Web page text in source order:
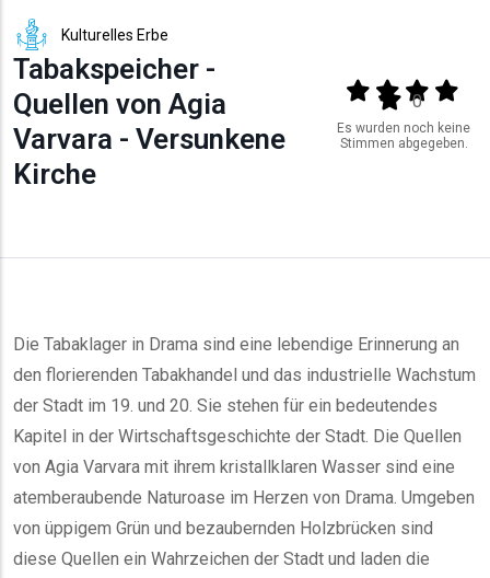
Kulturelles Erbe
Tabakspeicher -
Quellen von Agia
Varvara - Versunkene
Kirche
Output format
(star)(star)(star)
(star)
0
Es wurden noch keine
Stimmen abgegeben.
Die Tabaklager in Drama sind eine lebendige Erinnerung an
den florierenden Tabakhandel und das industrielle Wachstum
der Stadt im 19. und 20. Sie stehen für ein bedeutendes
Kapitel in der Wirtschaftsgeschichte der Stadt. Die Quellen
von Agia Varvara mit ihrem kristallklaren Wasser sind eine
atemberaubende Naturoase im Herzen von Drama. Umgeben
von üppigem Grün und bezaubernden Holzbrücken sind
diese Quellen ein Wahrzeichen der Stadt und laden die